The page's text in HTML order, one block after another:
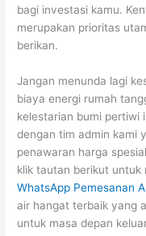
bagi investasi kamu.
merupakan prioritas
berikan.
Jangan menunda lagi
biaya energi rumah
kelestarian bumi pertiwi
dengan tim admin kami
penawaran harga
klik tautan berikut untuk
WhatsApp Pemesanan
air hangat terbaik yang
untuk masa depan